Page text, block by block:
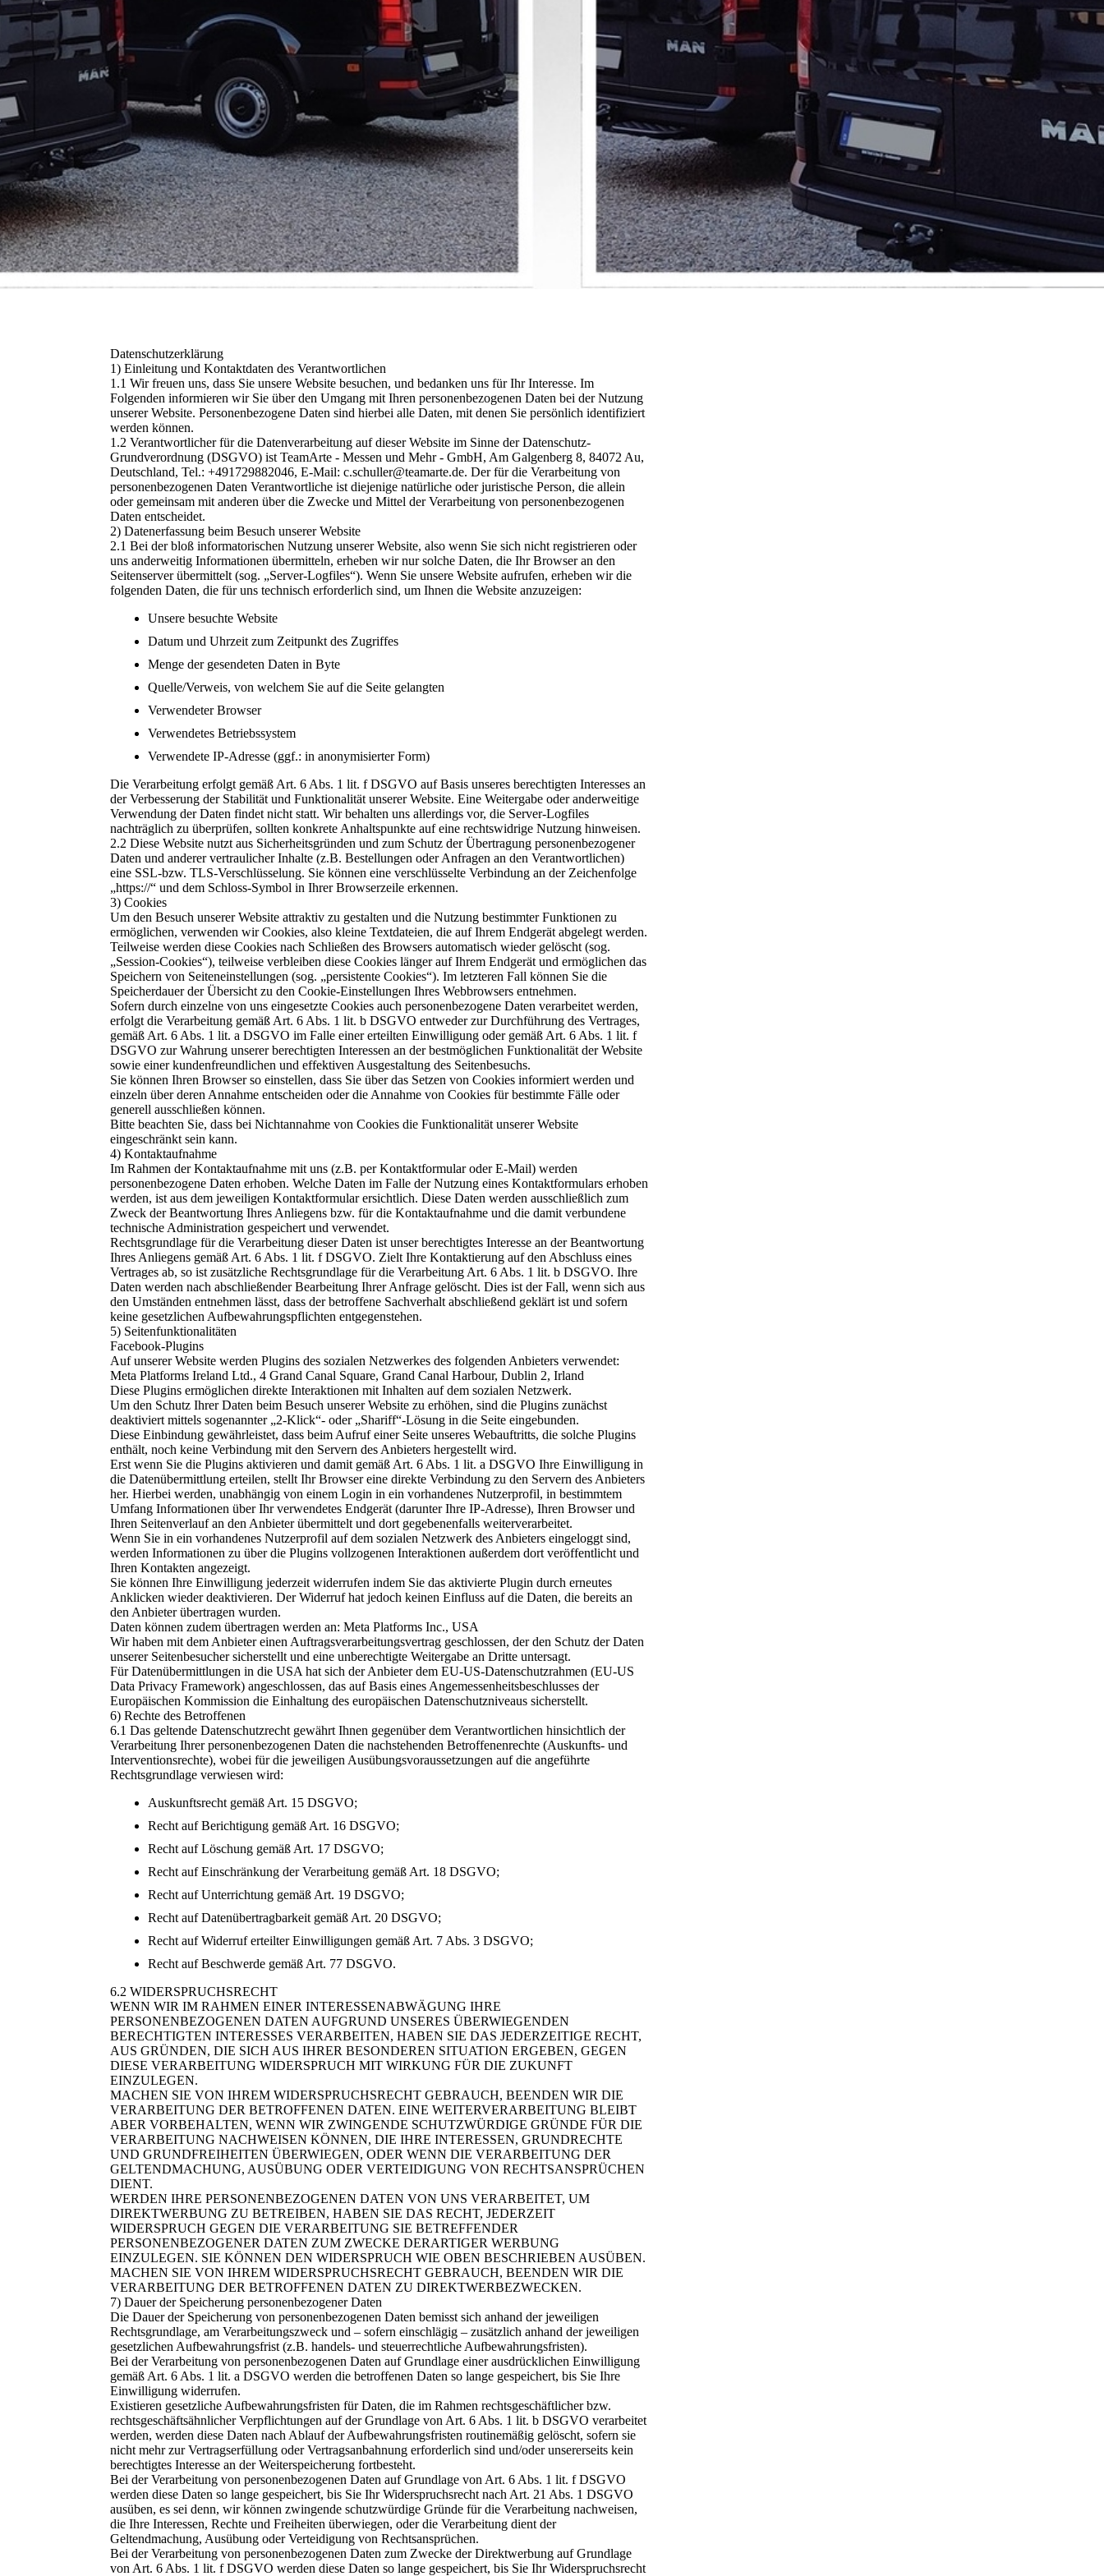
Datenschutzerklärung
1) Einleitung und Kontaktdaten des Verantwortlichen
1.1 Wir freuen uns, dass Sie unsere Website besuchen, und bedanken uns für Ihr Interesse. Im
Folgenden informieren wir Sie über den Umgang mit Ihren personenbezogenen Daten bei der Nutzung
unserer Website. Personenbezogene Daten sind hierbei alle Daten, mit denen Sie persönlich identifiziert
werden können.
1.2 Verantwortlicher für die Datenverarbeitung auf dieser Website im Sinne der Datenschutz-
Grundverordnung (DSGVO) ist TeamArte - Messen und Mehr - GmbH, Am Galgenberg 8, 84072 Au,
Deutschland, Tel.: +491729882046, E-Mail: c.schuller@teamarte.de. Der für die Verarbeitung von
personenbezogenen Daten Verantwortliche ist diejenige natürliche oder juristische Person, die allein
oder gemeinsam mit anderen über die Zwecke und Mittel der Verarbeitung von personenbezogenen
Daten entscheidet.
2) Datenerfassung beim Besuch unserer Website
2.1 Bei der bloß informatorischen Nutzung unserer Website, also wenn Sie sich nicht registrieren oder
uns anderweitig Informationen übermitteln, erheben wir nur solche Daten, die Ihr Browser an den
Seitenserver übermittelt (sog. „Server-Logfiles“). Wenn Sie unsere Website aufrufen, erheben wir die
folgenden Daten, die für uns technisch erforderlich sind, um Ihnen die Website anzuzeigen:
Unsere besuchte Website
Datum und Uhrzeit zum Zeitpunkt des Zugriffes
Menge der gesendeten Daten in Byte
Quelle/Verweis, von welchem Sie auf die Seite gelangten
Verwendeter Browser
Verwendetes Betriebssystem
Verwendete IP-Adresse (ggf.: in anonymisierter Form)
Die Verarbeitung erfolgt gemäß Art. 6 Abs. 1 lit. f DSGVO auf Basis unseres berechtigten Interesses an
der Verbesserung der Stabilität und Funktionalität unserer Website. Eine Weitergabe oder anderweitige
Verwendung der Daten findet nicht statt. Wir behalten uns allerdings vor, die Server-Logfiles
nachträglich zu überprüfen, sollten konkrete Anhaltspunkte auf eine rechtswidrige Nutzung hinweisen.
2.2 Diese Website nutzt aus Sicherheitsgründen und zum Schutz der Übertragung personenbezogener
Daten und anderer vertraulicher Inhalte (z.B. Bestellungen oder Anfragen an den Verantwortlichen)
eine SSL-bzw. TLS-Verschlüsselung. Sie können eine verschlüsselte Verbindung an der Zeichenfolge
„https://“ und dem Schloss-Symbol in Ihrer Browserzeile erkennen.
3) Cookies
Um den Besuch unserer Website attraktiv zu gestalten und die Nutzung bestimmter Funktionen zu
ermöglichen, verwenden wir Cookies, also kleine Textdateien, die auf Ihrem Endgerät abgelegt werden.
Teilweise werden diese Cookies nach Schließen des Browsers automatisch wieder gelöscht (sog.
„Session-Cookies“), teilweise verbleiben diese Cookies länger auf Ihrem Endgerät und ermöglichen das
Speichern von Seiteneinstellungen (sog. „persistente Cookies“). Im letzteren Fall können Sie die
Speicherdauer der Übersicht zu den Cookie-Einstellungen Ihres Webbrowsers entnehmen.
Sofern durch einzelne von uns eingesetzte Cookies auch personenbezogene Daten verarbeitet werden,
erfolgt die Verarbeitung gemäß Art. 6 Abs. 1 lit. b DSGVO entweder zur Durchführung des Vertrages,
gemäß Art. 6 Abs. 1 lit. a DSGVO im Falle einer erteilten Einwilligung oder gemäß Art. 6 Abs. 1 lit. f
DSGVO zur Wahrung unserer berechtigten Interessen an der bestmöglichen Funktionalität der Website
sowie einer kundenfreundlichen und effektiven Ausgestaltung des Seitenbesuchs.
Sie können Ihren Browser so einstellen, dass Sie über das Setzen von Cookies informiert werden und
einzeln über deren Annahme entscheiden oder die Annahme von Cookies für bestimmte Fälle oder
generell ausschließen können.
Bitte beachten Sie, dass bei Nichtannahme von Cookies die Funktionalität unserer Website
eingeschränkt sein kann.
4) Kontaktaufnahme
Im Rahmen der Kontaktaufnahme mit uns (z.B. per Kontaktformular oder E-Mail) werden
personenbezogene Daten erhoben. Welche Daten im Falle der Nutzung eines Kontaktformulars erhoben
werden, ist aus dem jeweiligen Kontaktformular ersichtlich. Diese Daten werden ausschließlich zum
Zweck der Beantwortung Ihres Anliegens bzw. für die Kontaktaufnahme und die damit verbundene
technische Administration gespeichert und verwendet.
Rechtsgrundlage für die Verarbeitung dieser Daten ist unser berechtigtes Interesse an der Beantwortung
Ihres Anliegens gemäß Art. 6 Abs. 1 lit. f DSGVO. Zielt Ihre Kontaktierung auf den Abschluss eines
Vertrages ab, so ist zusätzliche Rechtsgrundlage für die Verarbeitung Art. 6 Abs. 1 lit. b DSGVO. Ihre
Daten werden nach abschließender Bearbeitung Ihrer Anfrage gelöscht. Dies ist der Fall, wenn sich aus
den Umständen entnehmen lässt, dass der betroffene Sachverhalt abschließend geklärt ist und sofern
keine gesetzlichen Aufbewahrungspflichten entgegenstehen.
5) Seitenfunktionalitäten
Facebook-Plugins
Auf unserer Website werden Plugins des sozialen Netzwerkes des folgenden Anbieters verwendet:
Meta Platforms Ireland Ltd., 4 Grand Canal Square, Grand Canal Harbour, Dublin 2, Irland
Diese Plugins ermöglichen direkte Interaktionen mit Inhalten auf dem sozialen Netzwerk.
Um den Schutz Ihrer Daten beim Besuch unserer Website zu erhöhen, sind die Plugins zunächst
deaktiviert mittels sogenannter „2-Klick“- oder „Shariff“-Lösung in die Seite eingebunden.
Diese Einbindung gewährleistet, dass beim Aufruf einer Seite unseres Webauftritts, die solche Plugins
enthält, noch keine Verbindung mit den Servern des Anbieters hergestellt wird.
Erst wenn Sie die Plugins aktivieren und damit gemäß Art. 6 Abs. 1 lit. a DSGVO Ihre Einwilligung in
die Datenübermittlung erteilen, stellt Ihr Browser eine direkte Verbindung zu den Servern des Anbieters
her. Hierbei werden, unabhängig von einem Login in ein vorhandenes Nutzerprofil, in bestimmtem
Umfang Informationen über Ihr verwendetes Endgerät (darunter Ihre IP-Adresse), Ihren Browser und
Ihren Seitenverlauf an den Anbieter übermittelt und dort gegebenenfalls weiterverarbeitet.
Wenn Sie in ein vorhandenes Nutzerprofil auf dem sozialen Netzwerk des Anbieters eingeloggt sind,
werden Informationen zu über die Plugins vollzogenen Interaktionen außerdem dort veröffentlicht und
Ihren Kontakten angezeigt.
Sie können Ihre Einwilligung jederzeit widerrufen indem Sie das aktivierte Plugin durch erneutes
Anklicken wieder deaktivieren. Der Widerruf hat jedoch keinen Einfluss auf die Daten, die bereits an
den Anbieter übertragen wurden.
Daten können zudem übertragen werden an: Meta Platforms Inc., USA
Wir haben mit dem Anbieter einen Auftragsverarbeitungsvertrag geschlossen, der den Schutz der Daten
unserer Seitenbesucher sicherstellt und eine unberechtigte Weitergabe an Dritte untersagt.
Für Datenübermittlungen in die USA hat sich der Anbieter dem EU-US-Datenschutzrahmen (EU-US
Data Privacy Framework) angeschlossen, das auf Basis eines Angemessenheitsbeschlusses der
Europäischen Kommission die Einhaltung des europäischen Datenschutzniveaus sicherstellt.
6) Rechte des Betroffenen
6.1 Das geltende Datenschutzrecht gewährt Ihnen gegenüber dem Verantwortlichen hinsichtlich der
Verarbeitung Ihrer personenbezogenen Daten die nachstehenden Betroffenenrechte (Auskunfts- und
Interventionsrechte), wobei für die jeweiligen Ausübungsvoraussetzungen auf die angeführte
Rechtsgrundlage verwiesen wird:
Auskunftsrecht gemäß Art. 15 DSGVO;
Recht auf Berichtigung gemäß Art. 16 DSGVO;
Recht auf Löschung gemäß Art. 17 DSGVO;
Recht auf Einschränkung der Verarbeitung gemäß Art. 18 DSGVO;
Recht auf Unterrichtung gemäß Art. 19 DSGVO;
Recht auf Datenübertragbarkeit gemäß Art. 20 DSGVO;
Recht auf Widerruf erteilter Einwilligungen gemäß Art. 7 Abs. 3 DSGVO;
Recht auf Beschwerde gemäß Art. 77 DSGVO.
6.2 WIDERSPRUCHSRECHT
WENN WIR IM RAHMEN EINER INTERESSENABWÄGUNG IHRE
PERSONENBEZOGENEN DATEN AUFGRUND UNSERES ÜBERWIEGENDEN
BERECHTIGTEN INTERESSES VERARBEITEN, HABEN SIE DAS JEDERZEITIGE RECHT,
AUS GRÜNDEN, DIE SICH AUS IHRER BESONDEREN SITUATION ERGEBEN, GEGEN
DIESE VERARBEITUNG WIDERSPRUCH MIT WIRKUNG FÜR DIE ZUKUNFT
EINZULEGEN.
MACHEN SIE VON IHREM WIDERSPRUCHSRECHT GEBRAUCH, BEENDEN WIR DIE
VERARBEITUNG DER BETROFFENEN DATEN. EINE WEITERVERARBEITUNG BLEIBT
ABER VORBEHALTEN, WENN WIR ZWINGENDE SCHUTZWÜRDIGE GRÜNDE FÜR DIE
VERARBEITUNG NACHWEISEN KÖNNEN, DIE IHRE INTERESSEN, GRUNDRECHTE
UND GRUNDFREIHEITEN ÜBERWIEGEN, ODER WENN DIE VERARBEITUNG DER
GELTENDMACHUNG, AUSÜBUNG ODER VERTEIDIGUNG VON RECHTSANSPRÜCHEN
DIENT.
WERDEN IHRE PERSONENBEZOGENEN DATEN VON UNS VERARBEITET, UM
DIREKTWERBUNG ZU BETREIBEN, HABEN SIE DAS RECHT, JEDERZEIT
WIDERSPRUCH GEGEN DIE VERARBEITUNG SIE BETREFFENDER
PERSONENBEZOGENER DATEN ZUM ZWECKE DERARTIGER WERBUNG
EINZULEGEN. SIE KÖNNEN DEN WIDERSPRUCH WIE OBEN BESCHRIEBEN AUSÜBEN.
MACHEN SIE VON IHREM WIDERSPRUCHSRECHT GEBRAUCH, BEENDEN WIR DIE
VERARBEITUNG DER BETROFFENEN DATEN ZU DIREKTWERBEZWECKEN.
7) Dauer der Speicherung personenbezogener Daten
Die Dauer der Speicherung von personenbezogenen Daten bemisst sich anhand der jeweiligen
Rechtsgrundlage, am Verarbeitungszweck und – sofern einschlägig – zusätzlich anhand der jeweiligen
gesetzlichen Aufbewahrungsfrist (z.B. handels- und steuerrechtliche Aufbewahrungsfristen).
Bei der Verarbeitung von personenbezogenen Daten auf Grundlage einer ausdrücklichen Einwilligung
gemäß Art. 6 Abs. 1 lit. a DSGVO werden die betroffenen Daten so lange gespeichert, bis Sie Ihre
Einwilligung widerrufen.
Existieren gesetzliche Aufbewahrungsfristen für Daten, die im Rahmen rechtsgeschäftlicher bzw.
rechtsgeschäftsähnlicher Verpflichtungen auf der Grundlage von Art. 6 Abs. 1 lit. b DSGVO verarbeitet
werden, werden diese Daten nach Ablauf der Aufbewahrungsfristen routinemäßig gelöscht, sofern sie
nicht mehr zur Vertragserfüllung oder Vertragsanbahnung erforderlich sind und/oder unsererseits kein
berechtigtes Interesse an der Weiterspeicherung fortbesteht.
Bei der Verarbeitung von personenbezogenen Daten auf Grundlage von Art. 6 Abs. 1 lit. f DSGVO
werden diese Daten so lange gespeichert, bis Sie Ihr Widerspruchsrecht nach Art. 21 Abs. 1 DSGVO
ausüben, es sei denn, wir können zwingende schutzwürdige Gründe für die Verarbeitung nachweisen,
die Ihre Interessen, Rechte und Freiheiten überwiegen, oder die Verarbeitung dient der
Geltendmachung, Ausübung oder Verteidigung von Rechtsansprüchen.
Bei der Verarbeitung von personenbezogenen Daten zum Zwecke der Direktwerbung auf Grundlage
von Art. 6 Abs. 1 lit. f DSGVO werden diese Daten so lange gespeichert, bis Sie Ihr Widerspruchsrecht